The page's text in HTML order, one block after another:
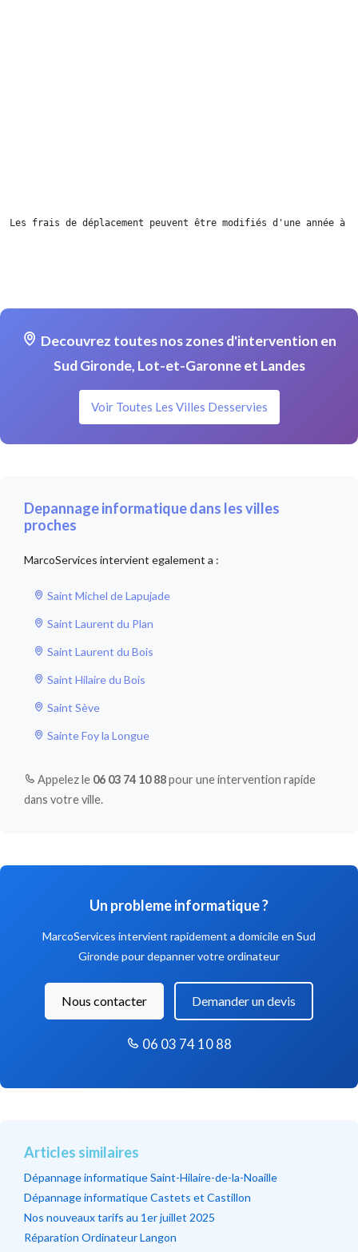
Les frais de déplacement peuvent être modifiés d'une année à
Decouvrez toutes nos zones d'intervention en
Sud Gironde, Lot-et-Garonne et Landes
Voir Toutes Les Villes Desservies
Depannage informatique dans les villes
proches
MarcoServices intervient egalement a :
Saint Michel de Lapujade
Saint Laurent du Plan
Saint Laurent du Bois
Saint Hilaire du Bois
Saint Sève
Sainte Foy la Longue
Appelez le 06 03 74 10 88pour une intervention rapide
dans votre ville.
Un probleme informatique ?
MarcoServices intervient rapidement a domicile en Sud
Gironde pour depanner votre ordinateur
Nous contacter Demander un devis
06 03 74 10 88
Articles similaires
Dépannage informatique Saint-Hilaire-de-la-Noaille
Dépannage informatique Castets et Castillon
Nos nouveaux tarifs au 1er juillet 2025
Réparation Ordinateur Langon